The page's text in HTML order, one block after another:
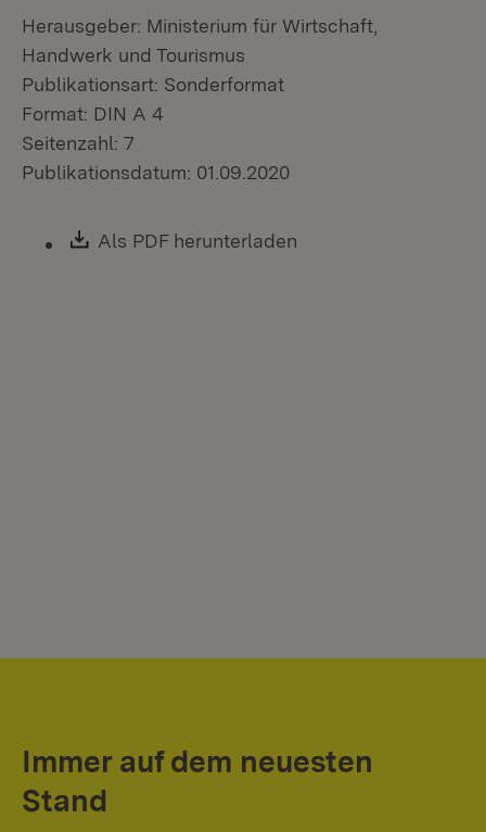
Herausgeber: Ministerium für Wirtschaft,
Handwerk und Tourismus
Publikationsart: Sonderformat
Format: DIN A 4
Seitenzahl: 7
Publikationsdatum: 01.09.2020
Download:
Als PDF herunterladen
Immer auf dem neuesten
Stand